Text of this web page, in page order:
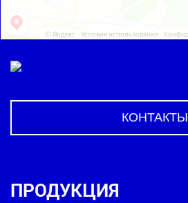
КОНТАКТЫ
ПРОДУКЦИЯ